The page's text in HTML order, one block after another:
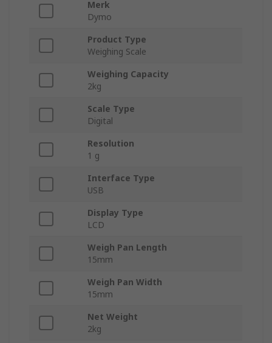
Merk
Dymo
Product Type
Weighing Scale
Weighing Capacity
2kg
Scale Type
Digital
Resolution
1 g
Interface Type
USB
Display Type
LCD
Weigh Pan Length
15mm
Weigh Pan Width
15mm
Net Weight
2kg